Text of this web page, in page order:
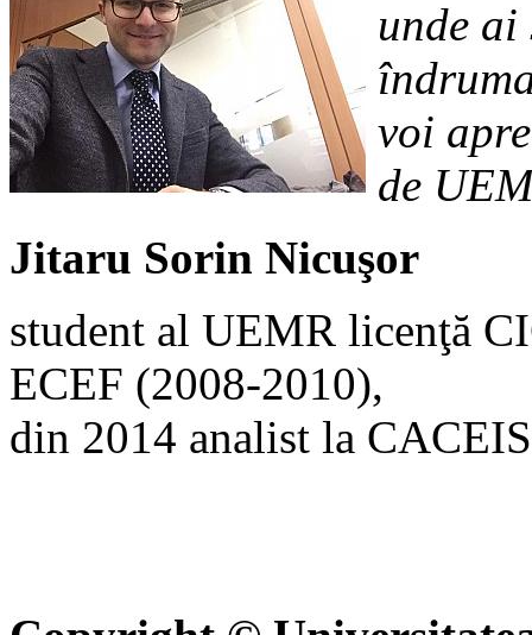
unde
voi
de
Jitaru Sorin Nicuşor
student al UEMR licenţă
ECEF (2008-2010),
din 2014 analist la